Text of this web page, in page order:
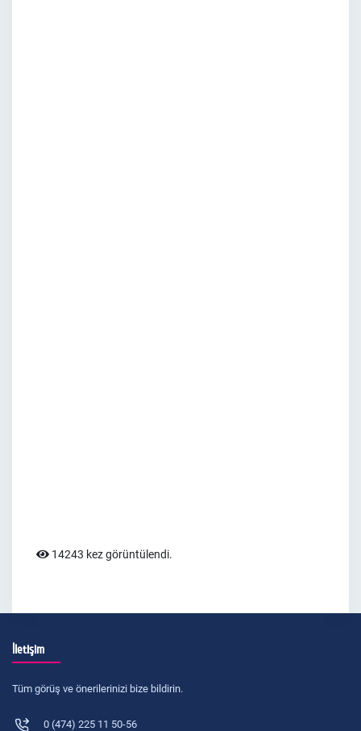
14243 kez görüntülendi.
İletişim
Tüm görüş ve önerilerinizi bize bildirin.
0 (474) 225 11 50-56